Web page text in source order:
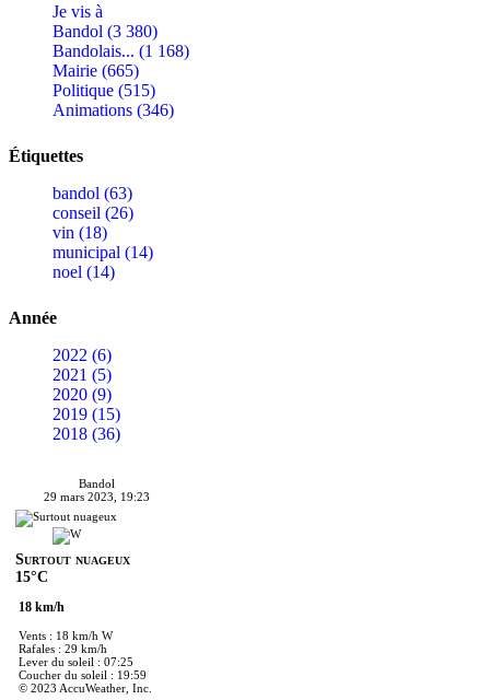
Je vis à
Bandol (3 380)
Bandolais... (1 168)
Mairie (665)
Politique (515)
Animations (346)
Étiquettes
bandol (63)
conseil (26)
vin (18)
municipal (14)
noel (14)
Année
2022 (6)
2021 (5)
2020 (9)
2019 (15)
2018 (36)
Bandol
29 mars 2023, 19:23
Surtout nuageux
15°C
18 km/h
Vents : 18 km/h W
Rafales : 29 km/h
Lever du soleil : 07:25
Coucher du soleil : 19:59
© 2023 AccuWeather, Inc.